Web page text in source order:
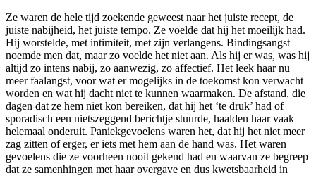
Ze waren de hele tijd zoekende geweest naar het juiste recept, de
juiste nabijheid, het juiste tempo. Ze voelde dat hij het moeilijk had.
Hij worstelde, met intimiteit, met zijn verlangens. Bindingsangst
noemde men dat, maar zo voelde het niet aan. Als hij er was, was hij
altijd zo intens nabij, zo aanwezig, zo affectief. Het leek haar nu
meer faalangst, voor wat er mogelijks in de toekomst kon verwacht
worden en wat hij dacht niet te kunnen waarmaken. De afstand, die
dagen dat ze hem niet kon bereiken, dat hij het ‘te druk’ had of
sporadisch een nietszeggend berichtje stuurde, haalden haar vaak
helemaal onderuit. Paniekgevoelens waren het, dat hij het niet meer
zag zitten of erger, er iets met hem aan de hand was. Het waren
gevoelens die ze voorheen nooit gekend had en waarvan ze begreep
dat ze samenhingen met haar overgave en dus kwetsbaarheid in